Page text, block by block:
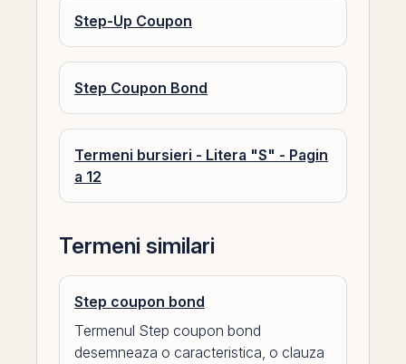
Step-Up Coupon
Step Coupon Bond
Termeni bursieri - Litera "S" - Pagin
a 12
Termeni similari
Step coupon bond
Termenul Step coupon bond
desemneaza o caracteristica, o clauza